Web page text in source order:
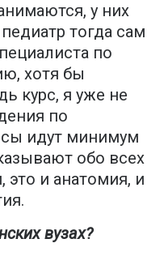
у них
тогда сам
по
хотя бы
курс, я уже не
по
идут минимум
обо всех
и анатомия, и
вузах?